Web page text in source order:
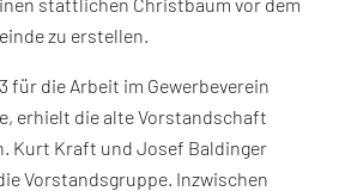
zu erstellen.
für die Arbeit im Gewerbeverein
erhielt die alte Vorstandschaft
Kurt Kraft und Josef Baldinger
Vorstandsgruppe. Inzwischen